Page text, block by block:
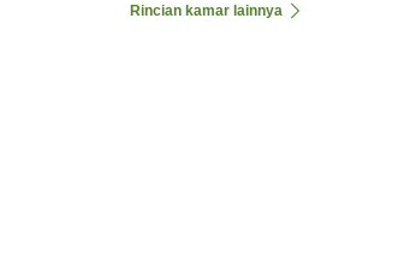
Rincian kamar lainnya